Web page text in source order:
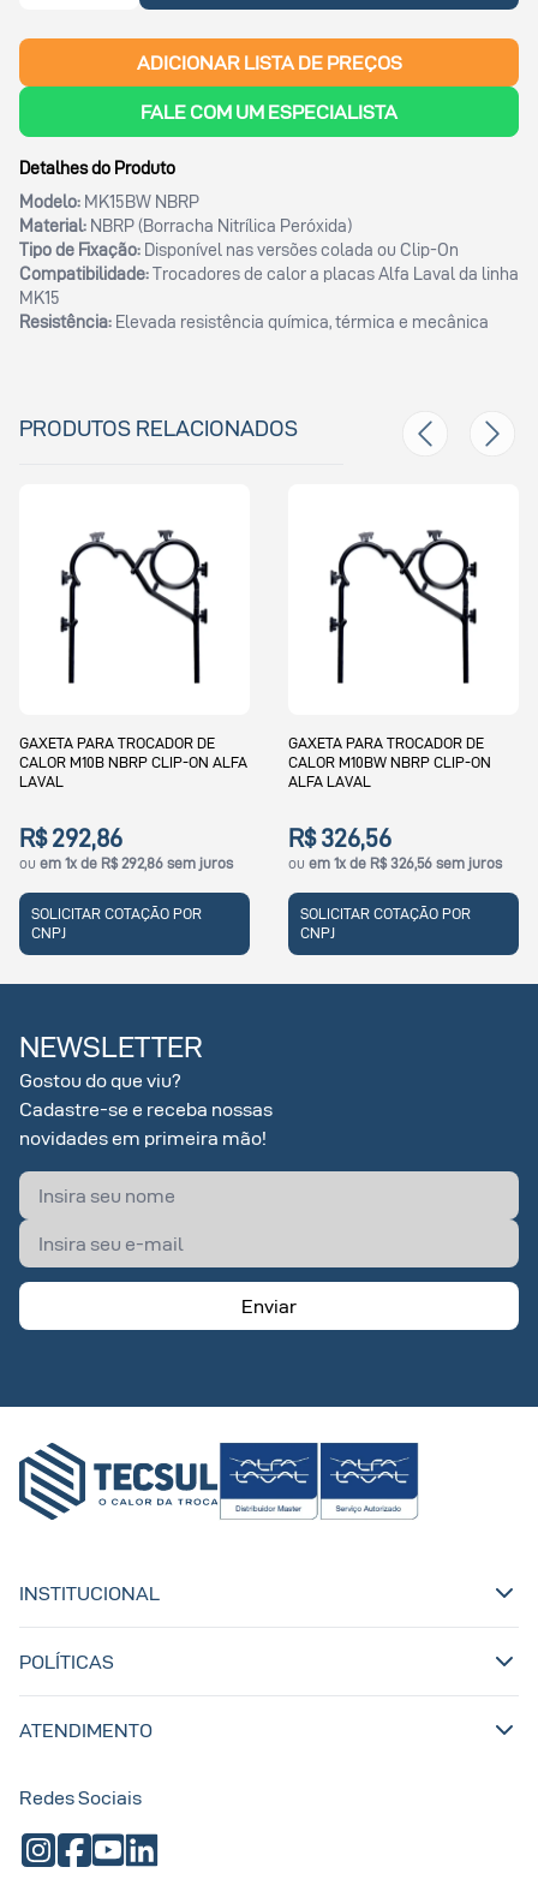
ADICIONAR LISTA DE PREÇOS
FALE COM UM ESPECIALISTA
Detalhes do Produto
Modelo: MK15BW NBRP
Material: NBRP (Borracha Nitrílica Peróxida)
Tipo de Fixação: Disponível nas versões colada ou Clip-On
Compatibilidade:Trocadores de calor a placas Alfa Laval da linha
MK15
Resistência: Elevada resistência química, térmica e mecânica
PRODUTOS RELACIONADOS
DE
CLIP-ON ALFA
sem juros
POR
GAXETA PARA TROCADOR DE
CALOR M10BW NBRP CLIP-ON
ouem 1x de R$ 326,56 sem juros
SOLICITAR COTAÇÃO POR
GAXETA PARA
CALOR M10M
ouem 1x de
SOLICITAR
NEWSLETTER
Gostou do que viu?
Cadastre-se e receba nossas
novidades em primeira mão!
Enviar
INSTITUCIONAL
POLÍTICAS
ATENDIMENTO
Redes Sociais